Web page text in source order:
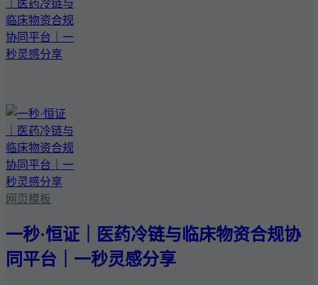
网页模板
一秒·恒证｜医药冷链与临床物资合规协
同平台｜一秒灵感分享